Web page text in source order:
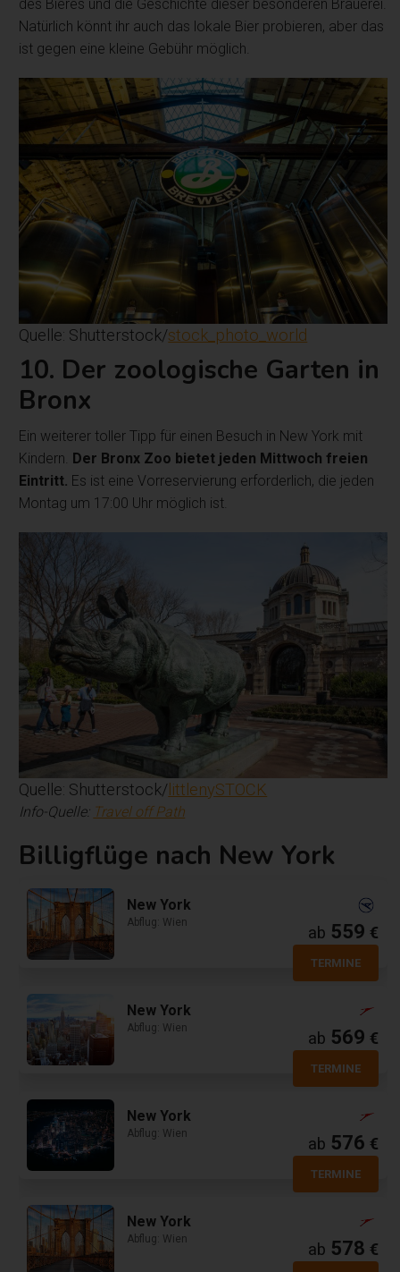
des Bieres und die Geschichte dieser besonderen Brauerei.
Natürlich könnt ihr auch das lokale Bier probieren, aber das
ist gegen eine kleine Gebühr möglich.
Quelle: Shutterstock/stock_photo_world
10. Der zoologische Garten in
Bronx
Ein weiterer toller Tipp für einen Besuch in New York mit
Kindern. Der Bronx Zoo bietet jeden Mittwoch freien
Eintritt. Es ist eine Vorreservierung erforderlich, die jeden
Montag um 17:00 Uhr möglich ist.
Quelle: Shutterstock/ littlenySTOCK
Info-Quelle: Travel off Path
Billigflüge nach New York
New York
Abflug: Wien
ab 559 €
TERMINE
New York
Abflug: Wien
ab 569 €
TERMINE
New York
Abflug: Wien
ab 576 €
TERMINE
New York
Abflug: Wien
ab 578 €